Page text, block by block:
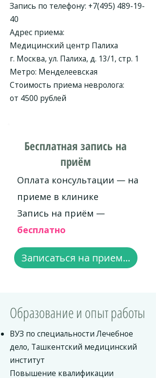
Запись по телефону: +7(495) 489-19-
40
Адрес приема:
Медицинский центр Палиха
г. Москва, ул. Палиха, д. 13/1, стр. 1
Метро: Менделеевская
Стоимость приема невролога:
от 4500 рублей
Бесплатная запись на
приём
Оплата консультации — на
приеме в клинике
Запись на приём —
бесплатно
Записаться на прием...
Образование и опыт работы
ВУЗ по специальности Лечебное
дело, Ташкентский медицинский
институт
Повышение квалификации